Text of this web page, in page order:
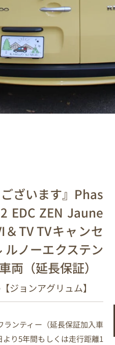
ざいます』Phas
EDC ZEN Jaune
TV TVキャンセ
ルノーエクステン
両（延長保証）
ジョンアグリュム】
ンティー（延長保証加入車
り5年間もしくは走行距離1